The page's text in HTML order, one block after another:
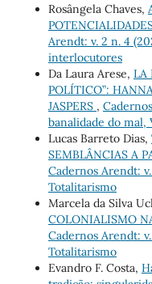
Rosângela Chaves,
Arendt: v. 2 n. 4
interlocutores
Da Laura Arese, LA
POLÍTICO”:
JASPERS ,
banalidade do mal,
Lucas Barreto Dias,
SEMBLÂNCIAS A
Cadernos Arendt:
Totalitarismo
Marcela da Silva
COLONIALISMO
Cadernos Arendt:
Totalitarismo
Evandro F. Costa,